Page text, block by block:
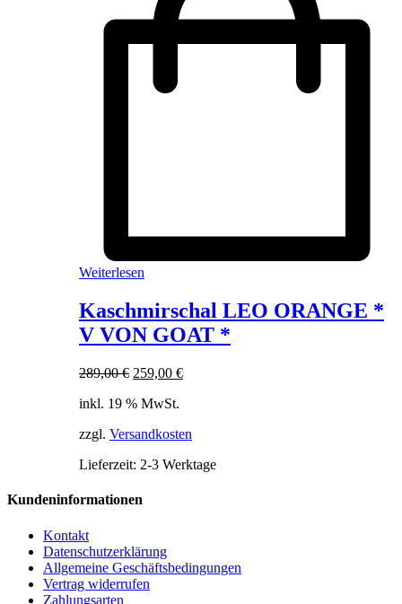
Weiterlesen
Kaschmirschal LEO ORANGE *
V VON GOAT *
289,00€ Ursprünglicher
war:
259,00 €Aktueller
inkl. 19 % MwSt.
zzgl. Versandkosten
Lieferzeit: 2-3 Werktage
Kundeninformationen
Kontakt
Datenschutzerklärung
Allgemeine Geschäftsbedingungen
Vertrag widerrufen
Zahlungsarten